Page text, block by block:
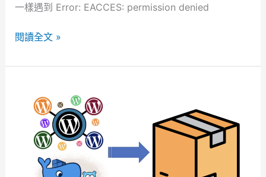
一樣遇到 Error: EACCES: permission denied
E
r
閱讀全文 »